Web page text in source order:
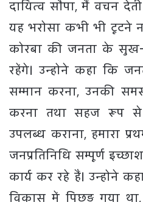
दायित्व सौपा, मैं वचन
यह भरोसा कभी भी टूटने
कोरबा की जनता के
रहेंगे। उन्होने कहा कि
सम्मान करना, उनकी
करना तथा सहज रूप
उपलब्ध कराना, हमारा
जनप्रतिनिधि सम्पूर्ण
कार्य कर रहे हैं। उन्होने
विकास में पिछड़ गया